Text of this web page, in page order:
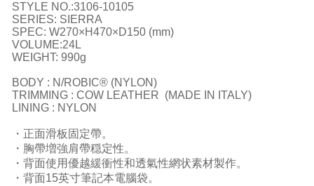
STYLE NO.:3106-10105
SERIES: SIERRA
SPEC: W270×H470×D150 (mm)
VOLUME:24L
WEIGHT: 990g
BODY : N/ROBIC® (NYLON)
TRIMMING : COW LEATHER (MADE IN ITALY)
LINING : NYLON
・正面滑板固定帶。
・胸帶増強肩帶穏定性。
・背面使用優越緩衝性和透氣性網状素材製作。
・背面15英寸筆記本電腦袋。